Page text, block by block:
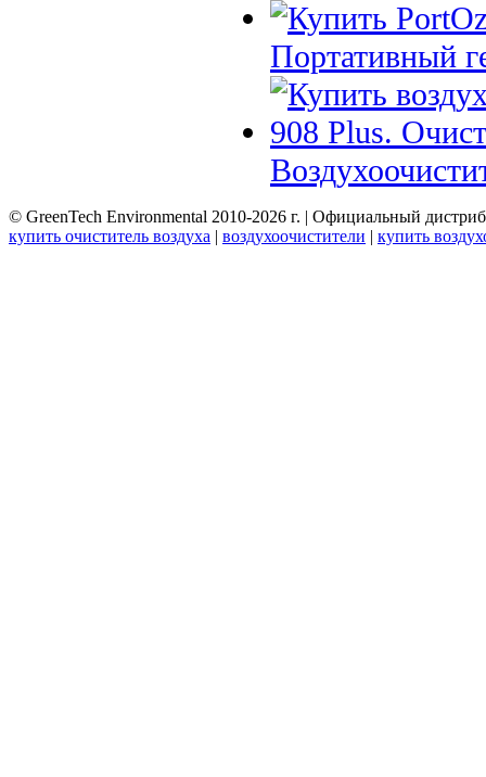
Портативный
© GreenTech Environmental 2010-2026 г. | Официальный
купить очиститель воздуха | воздухоочистители | купить